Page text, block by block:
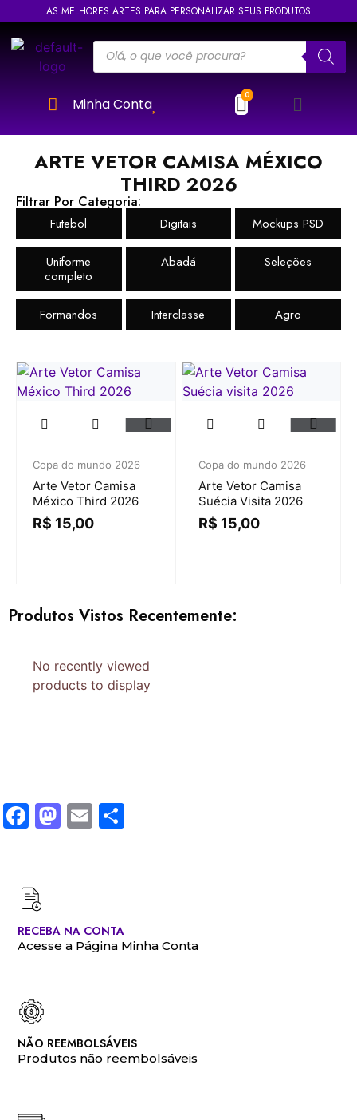
AS MELHORES ARTES PARA PERSONALIZAR SEUS PRODUTOS
Minha Conta
ARTE VETOR CAMISA MÉXICO
THIRD 2026
Filtrar Por Categoria:
Futebol Digitais Mockups PSD
Uniforme
completo
Abadá Seleções
Formandos Interclasse Agro
Copa do mundo 2026
Arte Vetor Camisa
México Third 2026
R$ 15,00
Copa do mundo 2026
Arte Vetor Camisa
Suécia Visita 2026
R$ 15,00
Produtos Vistos Recentemente:
No recently viewed
products to display
Facebook
Mastodon
Email
RECEBA NA CONTA
Acesse a Página Minha Conta
NÃO REEMBOLSÁVEIS
Produtos não reembolsáveis